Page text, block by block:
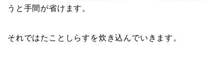
うと手間が省けます。
それではたことしらすを炊き込んでいきます。